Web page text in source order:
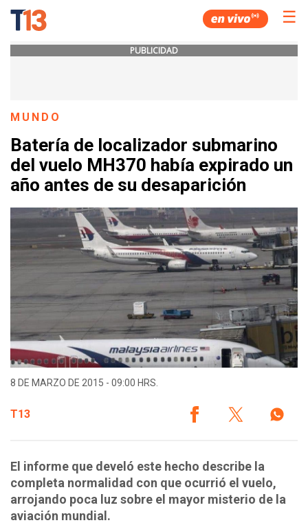
☰
PUBLICIDAD
MUNDO
Batería de localizador submarino
del vuelo MH370 había expirado un
año antes de su desaparición
8 DE MARZO DE 2015 - 09:00 HRS.
T13
El informe que develó este hecho describe la
completa normalidad con que ocurrió el vuelo,
arrojando poca luz sobre el mayor misterio de la
aviación mundial.